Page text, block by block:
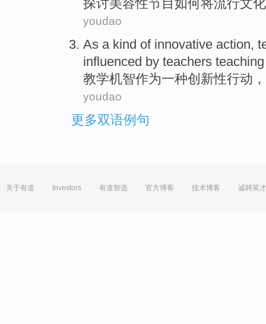
探讨美容性节目如何将流行文化
youdao
As a kind of innovative action,
influenced by teachers
教学机智作为一种创新性行动 ，
youdao
更多双语例句
关于有道 Investors 有道智选 官方博客 技术博客 诚聘英才